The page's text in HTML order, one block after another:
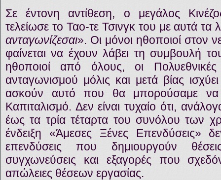
Σε έντονη αντίθεση, ο μεγάλος
τελείωσε το Ταο-τε Τσινγκ του με αυτά τα
ανταγωνίζεσαι». Οι μόνοι ηθοποιοί στον
φαίνεται να έχουν λάβει τη συμβουλή
ηθοποιοί από όλους, οι
ανταγωνισμού μόλις και μετά βίας
ασκούν αυτό που θα μπορούσαμε να
Καπιταλισμό. Δεν είναι τυχαίο ότι,
έως τα τρία τέταρτα του συνόλου των
ένδειξη «Άμεσες Ξένες Επενδύσεις»
επενδύσεις που δημιουργούν
συγχωνεύσεις και εξαγορές που
απώλειες θέσεων εργασίας.